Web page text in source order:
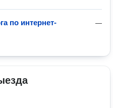
—
по интернет-